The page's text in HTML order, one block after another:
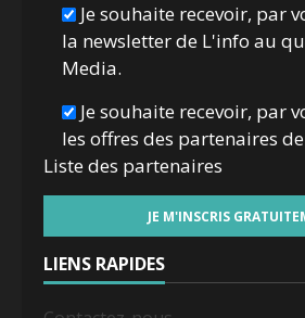
Je souhaite recevoir, par
la newsletter de L'info au
Media.
Je souhaite recevoir, par
les offres des partenaires
Liste des partenaires
LIENS RAPIDES